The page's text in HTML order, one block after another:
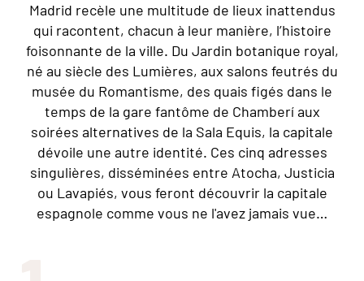
Madrid recèle une multitude de lieux inattendus
qui racontent, chacun à leur manière, l’histoire
foisonnante de la ville. Du Jardin botanique royal,
né au siècle des Lumières, aux salons feutrés du
musée du Romantisme, des quais figés dans le
temps de la gare fantôme de Chamberí aux
soirées alternatives de la Sala Equis, la capitale
dévoile une autre identité. Ces cinq adresses
singulières, disséminées entre Atocha, Justicia
ou Lavapiés, vous feront découvrir la capitale
espagnole comme vous ne l'avez jamais vue…